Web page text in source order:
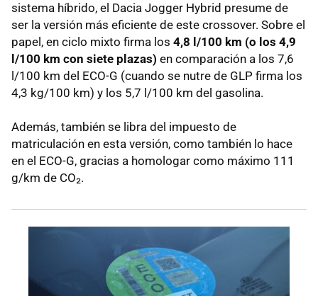
sistema híbrido, el Dacia Jogger Hybrid presume de
ser la versión más eficiente de este crossover. Sobre el
papel, en ciclo mixto firma los 4,8 l/100 km (o los 4,9
l/100 km con siete plazas) en comparación a los 7,6
l/100 km del ECO-G (cuando se nutre de GLP firma los
4,3 kg/100 km) y los 5,7 l/100 km del gasolina.
Además, también se libra del impuesto de
matriculación en esta versión, como también lo hace
en el ECO-G, gracias a homologar como máximo 111
g/km de CO₂.